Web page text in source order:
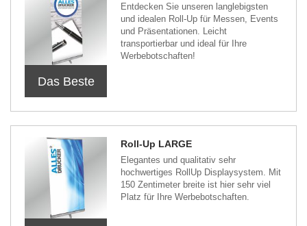
Das Beste
Entdecken Sie unseren langlebigsten
und idealen Roll-Up für Messen, Events
und Präsentationen. Leicht
transportierbar und ideal für Ihre
Werbebotschaften!
Roll-Up LARGE
Elegantes und qualitativ sehr
hochwertiges RollUp Displaysystem. Mit
150 Zentimeter breite ist hier sehr viel
Platz für Ihre Werbebotschaften.